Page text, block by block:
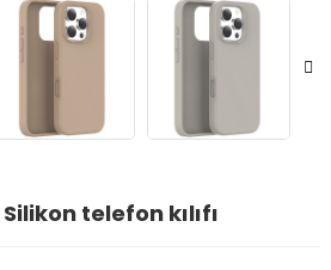
telefon kılıfı